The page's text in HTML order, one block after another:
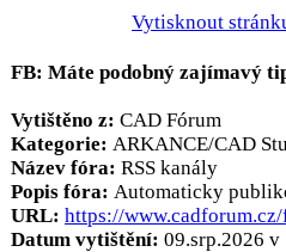
Vytisknout
FB: Máte podobný zajímavý
Vytištěno z: CAD Fórum
Kategorie: ARKANCE/CAD
Název fóra: RSS kanály
Popis fóra: Automaticky
URL: https://
Datum vytištění: 09.srp.2026 v